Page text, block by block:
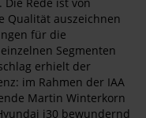
Qualität auszeichnen
für die
Segmenten
erhielt der
im Rahmen der IAA
Martin Winterkorn
i30 bewundernd